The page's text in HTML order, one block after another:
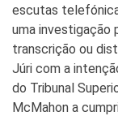
escutas
uma investigação
transcrição ou
Júri com a
do Tribunal
McMahon a